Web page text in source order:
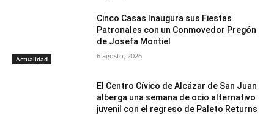
Actualidad
Cinco Casas Inaugura sus Fiestas
Patronales con un Conmovedor Pregón
de Josefa Montiel
6 agosto, 2026
El Centro Cívico de Alcázar de San Juan
alberga una semana de ocio alternativo
juvenil con el regreso de Paleto Returns